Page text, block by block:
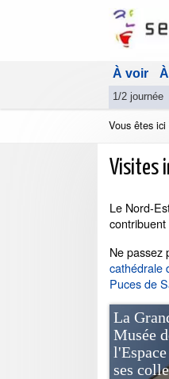
À voir
1/2 journée
Vous êtes ici
Visites
Le Nord-
Ne passez
cathédrale
Puces de
La
Musée
ses